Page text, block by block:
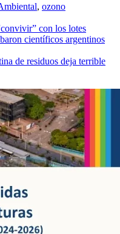
, ozono
con los lotes
científicos argentinos
de residuos deja terrible